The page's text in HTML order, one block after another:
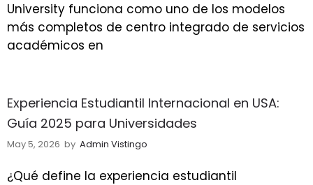
University funciona como uno de los modelos
más completos de centro integrado de servicios
académicos en
Experiencia Estudiantil Internacional en USA:
Guía 2025 para Universidades
May 5, 2026 by Admin Vistingo
¿Qué define la experiencia estudiantil